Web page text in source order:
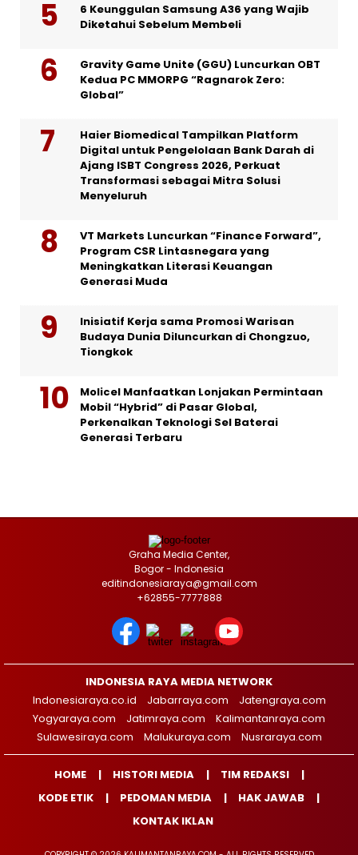
6 Keunggulan Samsung A36 yang Wajib
Diketahui Sebelum Membeli
Gravity Game Unite (GGU) Luncurkan OBT
Kedua PC MMORPG “Ragnarok Zero:
Global”
Haier Biomedical Tampilkan Platform
Digital untuk Pengelolaan Bank Darah di
Ajang ISBT Congress 2026, Perkuat
Transformasi sebagai Mitra Solusi
Menyeluruh
VT Markets Luncurkan “Finance Forward”,
Program CSR Lintasnegara yang
Meningkatkan Literasi Keuangan
Generasi Muda
Inisiatif Kerja sama Promosi Warisan
Budaya Dunia Diluncurkan di Chongzuo,
Tiongkok
Molicel Manfaatkan Lonjakan Permintaan
Mobil “Hybrid” di Pasar Global,
Perkenalkan Teknologi Sel Baterai
Generasi Terbaru
Graha Media Center,
Bogor - Indonesia
editindonesiaraya@gmail.com
+62855-7777888
INDONESIA RAYA MEDIA NETWORK
Indonesiaraya.co.id
Jabarraya.com
Jatengraya.com
Yogyaraya.com
Jatimraya.com
Kalimantanraya.com
Sulawesiraya.com
Malukuraya.com Nusraraya.com
HOME HISTORI MEDIA
TIM REDAKSI
KODE ETIK
PEDOMAN MEDIA
HAK JAWAB
KONTAK IKLAN